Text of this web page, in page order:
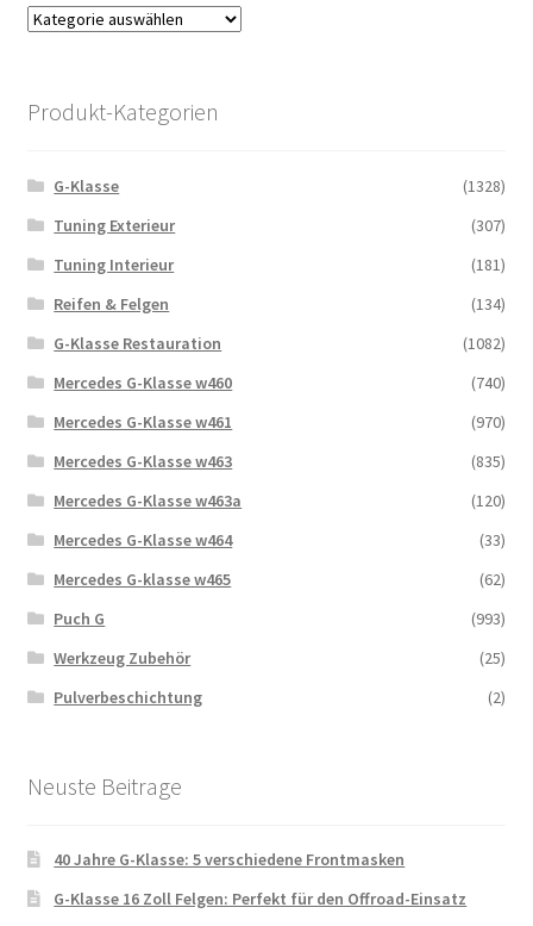
Produkt-Kategorien
G-Klasse
(1328)
Tuning Exterieur
(307)
Tuning Interieur
(181)
Reifen & Felgen
(134)
G-Klasse Restauration
(1082)
Mercedes G-Klasse w460
(740)
Mercedes G-Klasse w461
(970)
Mercedes G-Klasse w463
(835)
Mercedes G-Klasse w463a
(120)
Mercedes G-Klasse w464
(33)
Mercedes G-klasse w465
(62)
Puch G
(993)
Werkzeug Zubehör
(25)
Pulverbeschichtung
(2)
Neuste Beitrage
40 Jahre G-Klasse: 5 verschiedene Frontmasken
G-Klasse 16 Zoll Felgen: Perfekt für den Offroad-Einsatz